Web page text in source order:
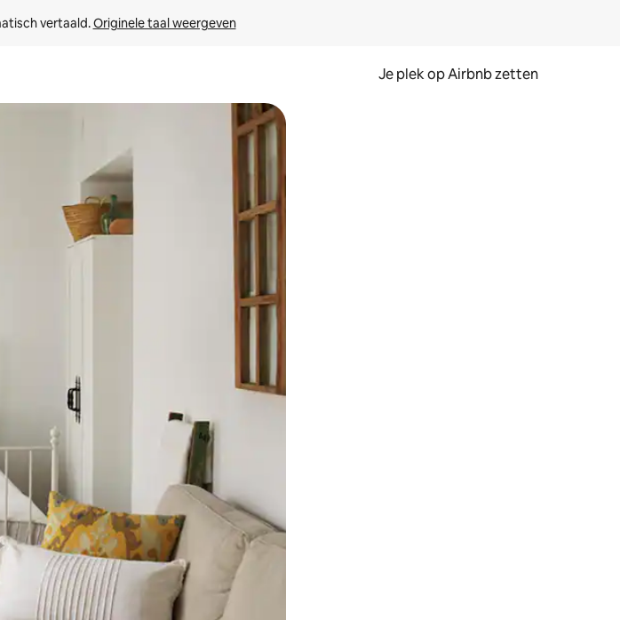
vertaald. Originele taal weergeven
Je plek op Airbnb zetten
omhoog en omlaag, óf door te tikken of swipen.